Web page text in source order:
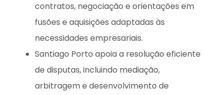
contratos, negociação e orientações em
fusões e aquisições adaptadas às
necessidades empresariais.
Santiago Porto apoia a resolução eficiente
de disputas, incluindo mediação,
arbitragem e desenvolvimento de